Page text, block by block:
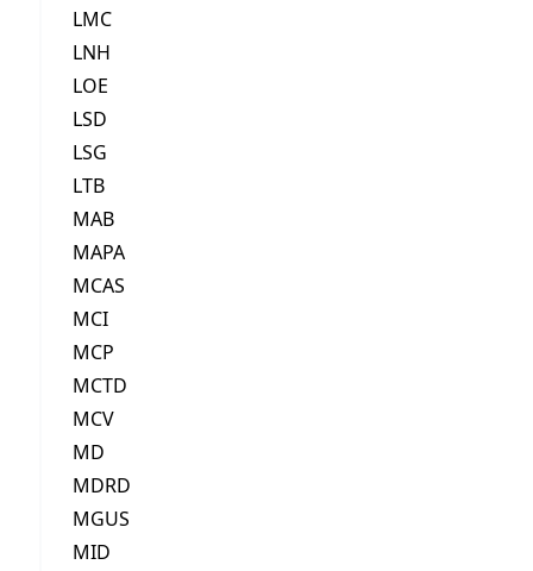
LMC
LNH
LOE
LSD
LSG
LTB
MAB
MAPA
MCAS
MCI
MCP
MCTD
MCV
MD
MDRD
MGUS
MID